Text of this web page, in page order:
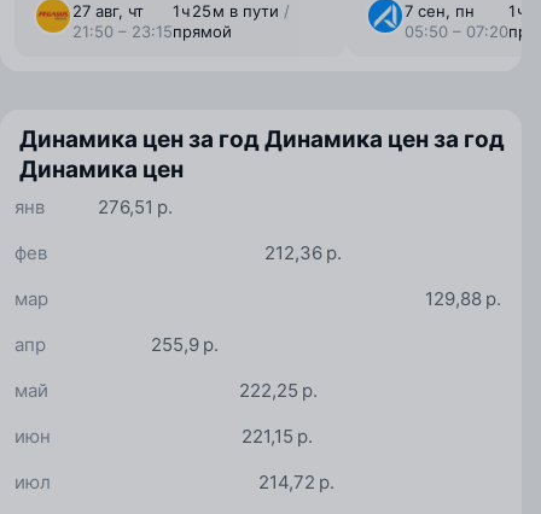
27 авг, чт
21:50 – 23:15
1 ⁠ч 25 ⁠м в пути /
прямой
7 сен, пн
05:50 – 07:20
1 ⁠ч
Динамика цен за годДинамика цен за год
Динамика цен
276,51 р.
янв
212,36 р.
фев
129,88 р.
мар
255,9 р.
апр
222,25 р.
май
221,15 р.
июн
214,72 р.
июл